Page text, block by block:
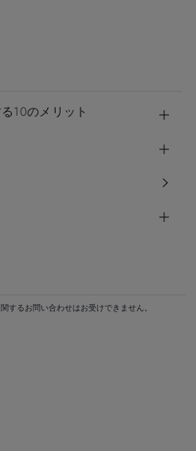
10のメリット
するお問い合わせはお受けできません。